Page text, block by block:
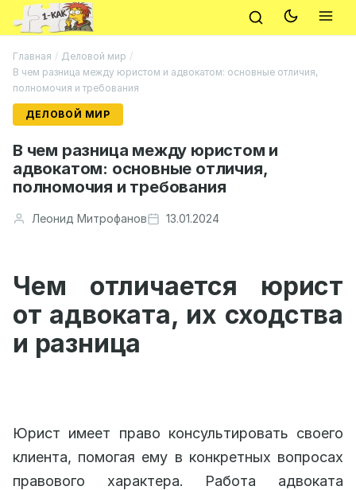
Главная / Деловой мир /
В чем разница между юристом и адвокатом: основные отличия,
полномочия и требования
ДЕЛОВОЙ МИР
В чем разница между юристом и
адвокатом: основные отличия,
полномочия и требования
Леонид Митрофанов 13.01.2024
Чем отличается юрист
от адвоката, их сходства
и разница
Юрист имеет право консультировать своего
клиента, помогая ему в конкретных вопросах
правового характера. Работа адвоката